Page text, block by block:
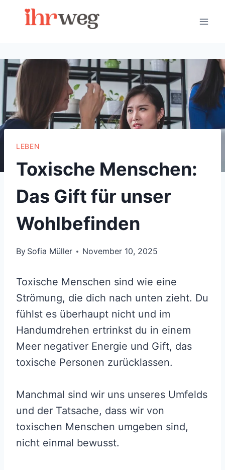
LEBEN
Toxische Menschen:
Das Gift für unser
Wohlbefinden
By Sofia Müller November 10, 2025
Toxische Menschen sind wie eine
Strömung, die dich nach unten zieht. Du
fühlst es überhaupt nicht und im
Handumdrehen ertrinkst du in einem
Meer negativer Energie und Gift, das
toxische Personen zurücklassen.
Manchmal sind wir uns unseres Umfelds
und der Tatsache, dass wir von
toxischen Menschen umgeben sind,
nicht einmal bewusst.